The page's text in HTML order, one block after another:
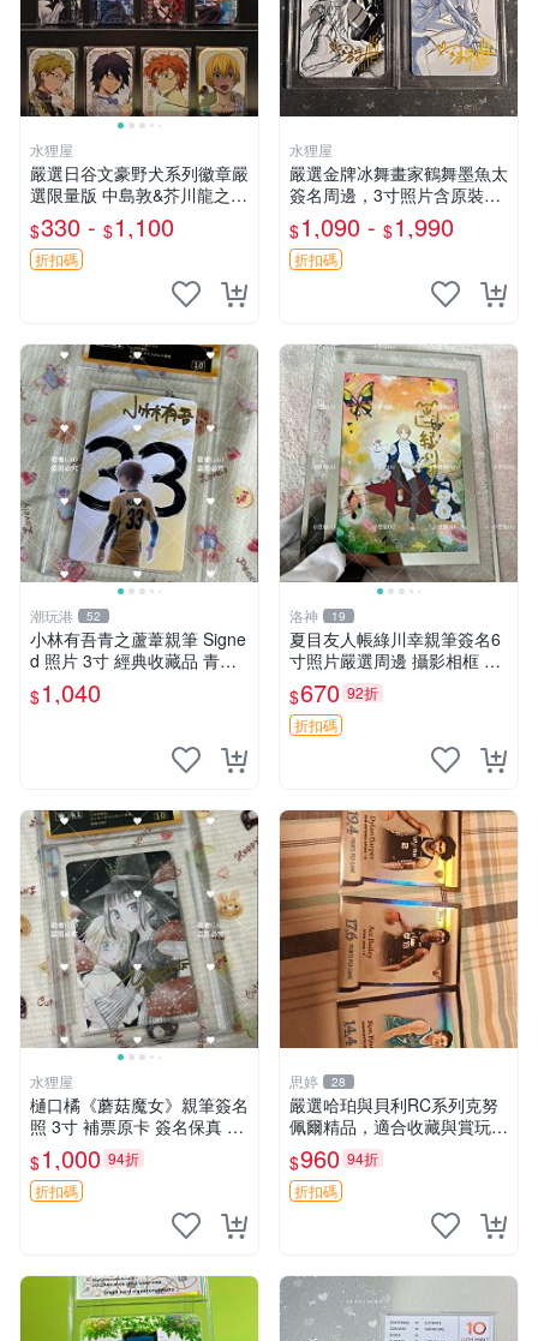
水狸屋
嚴選日谷文豪野犬系列徽章嚴
選限量版 中島敦&芥川龍之介
&太宰治&中原中也&國木田獨
步&江戶川亂步&谷崎潤一郎&
宮澤賢治官方正品 標芥川中
$330 - $1,100
折扣碼
水狸屋
嚴選金牌冰舞畫家鶴舞墨魚太
簽名周邊，3寸照片含原裝卡
磚。收藏自用，面簽確保證
實。 冰舞 簽名 周邊
$1,090 - $1,990
折扣碼
潮玩港 52
小林有吾青之蘆葦親筆 Signe
d 照片 3寸 經典收藏品 青之
蘆葦限量版 周邊 相框裝裱 青
之蘆葦 簽名照 小林有吾
$1,040
洛神 19
夏目友人帳綠川幸親筆簽名6
寸照片嚴選周邊 攝影相框 網
路認證 夏目友人帳收藏 簽名
照 6寸
$670 92折
折扣碼
水狸屋
樋口橘《蘑菇魔女》親筆簽名
照 3寸 補票原卡 簽名保真 收
藏推薦 蘑菇魔女 樋口橘 照片
$1,000 94折
折扣碼
思婷 28
嚴選哈珀與貝利RC系列克努
佩爾精品，適合收藏與賞玩 R
C 玩具 陶瓷
$960 94折
折扣碼